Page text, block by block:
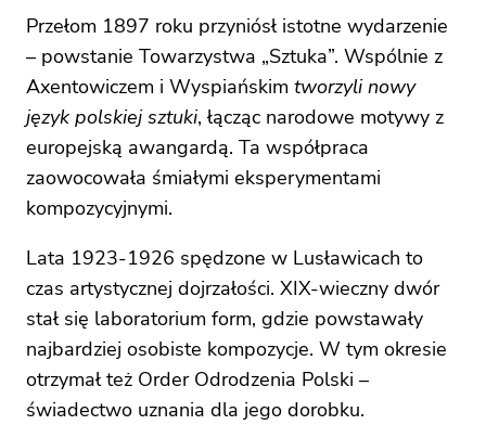
Przełom 1897 roku przyniósł istotne wydarzenie
– powstanie Towarzystwa „Sztuka”. Wspólnie z
Axentowiczem i Wyspiańskim tworzyli nowy
język polskiej sztuki, łącząc narodowe motywy z
europejską awangardą. Ta współpraca
zaowocowała śmiałymi eksperymentami
kompozycyjnymi.
Lata 1923-1926 spędzone w Lusławicach to
czas artystycznej dojrzałości. XIX-wieczny dwór
stał się laboratorium form, gdzie powstawały
najbardziej osobiste kompozycje. W tym okresie
otrzymał też Order Odrodzenia Polski –
świadectwo uznania dla jego dorobku.